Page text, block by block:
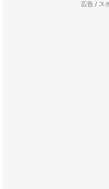
広告 / ス